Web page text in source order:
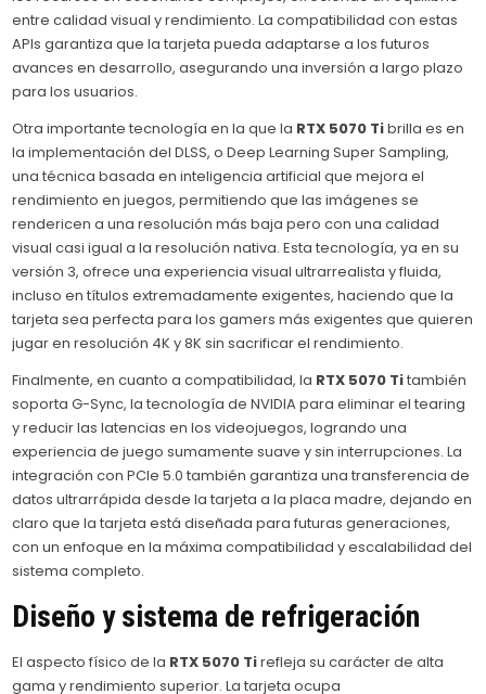
entre calidad visual y rendimiento. La compatibilidad con estas
APIs garantiza que la tarjeta pueda adaptarse a los futuros
avances en desarrollo, asegurando una inversión a largo plazo
para los usuarios.
Otra importante tecnología en la que la RTX 5070 Tibrilla es en
la implementación del DLSS, o Deep Learning Super Sampling,
una técnica basada en inteligencia artificial que mejora el
rendimiento en juegos, permitiendo que las imágenes se
rendericen a una resolución más baja pero con una calidad
visual casi igual a la resolución nativa. Esta tecnología, ya en su
versión 3, ofrece una experiencia visual ultrarrealista y fluida,
incluso en títulos extremadamente exigentes, haciendo que la
tarjeta sea perfecta para los gamers más exigentes que quieren
jugar en resolución 4K y 8K sin sacrificar el rendimiento.
Finalmente, en cuanto a compatibilidad, la RTX 5070 Titambién
soporta G-Sync, la tecnología de NVIDIA para eliminar el tearing
y reducir las latencias en los videojuegos, logrando una
experiencia de juego sumamente suave y sin interrupciones. La
integración con PCIe 5.0 también garantiza una transferencia de
datos ultrarrápida desde la tarjeta a la placa madre, dejando en
claro que la tarjeta está diseñada para futuras generaciones,
con un enfoque en la máxima compatibilidad y escalabilidad del
sistema completo.
Diseño y sistema de refrigeración
El aspecto físico de la RTX 5070 Tirefleja su carácter de alta
gama y rendimiento superior. La tarjeta ocupa